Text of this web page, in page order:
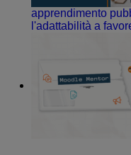
apprendimento
l'adattabilità a